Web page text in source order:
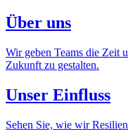
Über uns
Wir geben Teams die Zeit
Zukunft zu gestalten.
Unser Einfluss
Sehen Sie, wie wir